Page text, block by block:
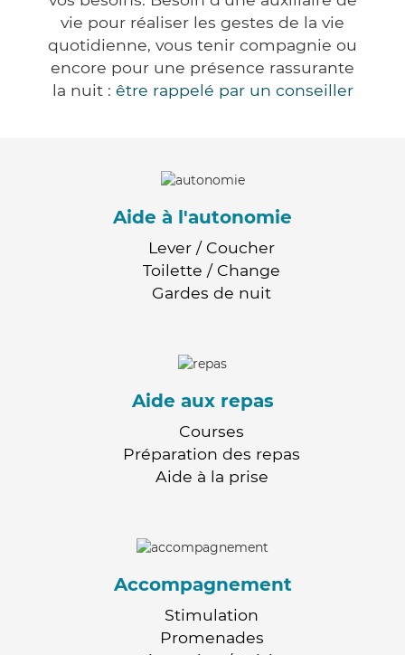
vie pour réaliser les gestes de la vie
quotidienne, vous tenir compagnie ou
encore pour une présence rassurante
la nuit : être rappelé par un conseiller
Aide à l'autonomie
Lever / Coucher
Toilette / Change
Gardes de nuit
Aide aux repas
Courses
Préparation des repas
Aide à la prise
Accompagnement
Stimulation
Promenades